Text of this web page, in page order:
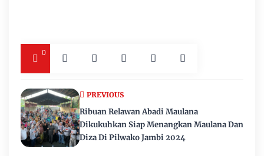
0
PREVIOUS
Ribuan Relawan Abadi Maulana
Dikukuhkan Siap Menangkan Maulana Dan
Diza Di Pilwako Jambi 2024